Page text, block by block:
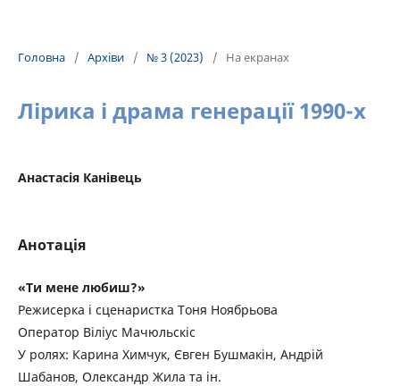
Головна / Архіви / № 3 (2023) / На екранах
Лірика і драма генерації 1990-х
Анастасія Канівець
Анотація
«Ти мене любиш?»
Режисерка і сценаристка Тоня Ноябрьова
Оператор Віліус Мачюльскіс
У ролях: Карина Химчук, Євген Бушмакін, Андрій
Шабанов, Олександр Жила та ін.